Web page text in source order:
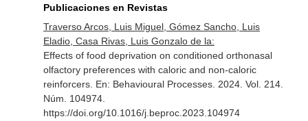
Publicaciones en Revistas
Traverso Arcos, Luis Miguel, Gómez Sancho, Luis
Eladio, Casa Rivas, Luis Gonzalo de la:
Effects of food deprivation on conditioned orthonasal
olfactory preferences with caloric and non-caloric
reinforcers. En: Behavioural Processes. 2024. Vol. 214.
Núm. 104974.
https://doi.org/10.1016/j.beproc.2023.104974